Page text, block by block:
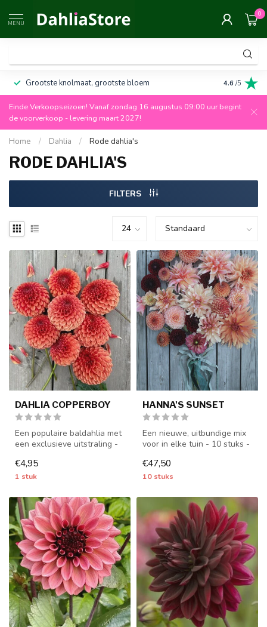
MENU
0
Grootste knolmaat, grootste bloem Altijd
4.6 /5
Einde Verkoopseizoen! Vanaf zondag 16 augustus 09:00 uur begint
de voorverkoop - levering maart 2027!
Home / Dahlia / Rode dahlia's
RODE DAHLIA'S
FILTERS
DAHLIA COPPERBOY
Een populaire baldahlia met
een exclusieve uitstraling -
€4,95
1 stuk
HANNA'S SUNSET
Een nieuwe, uitbundige mix
voor in elke tuin - 10 stuks -
€47,50
10 stuks